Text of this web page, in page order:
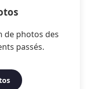
de photos des
passés.